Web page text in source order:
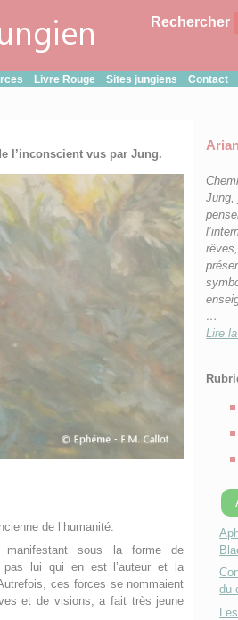
Rechercher
Livre Rouge Sites jungiens Contact
l’inconscient vus par Jung.
de l’humanité.
manifestant sous la forme de
pas lui qui en est l’auteur et la
ces forces se nommaient
et de visions, a fait très jeune
Jung,
…
Lire
du